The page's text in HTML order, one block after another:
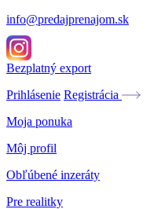
info@predajprenajom.sk
Bezplatný export
Prihlásenie Registrácia
Moja ponuka
Môj profil
Obľúbené inzeráty
Pre realitky